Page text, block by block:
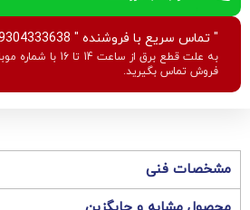
" تماس سریع با فروشنده " 09304333638 و 09357232212
به علت قطع برق از ساعت
فروش تماس بگیرید.
مشخصات فنی